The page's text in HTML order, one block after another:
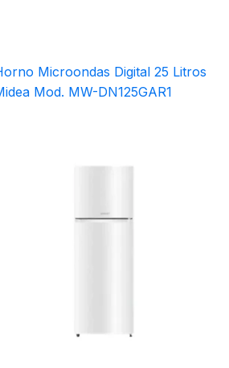
Microondas Digital 25 Litros
Mod. MW-DN125GAR1